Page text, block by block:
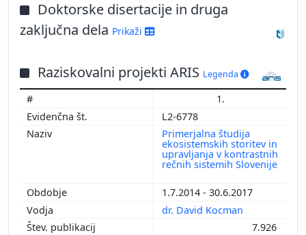
Doktorske disertacije in druga
zaključna dela Prikaži
Raziskovalni projekti ARIS Legenda
1.
L2-6778
Primerjalna študija
ekosistemskih storitev in
upravljanja v kontrastnih
rečnih sistemih Slovenije
1.7.2014 - 30.6.2017
dr. David Kocman
7.926